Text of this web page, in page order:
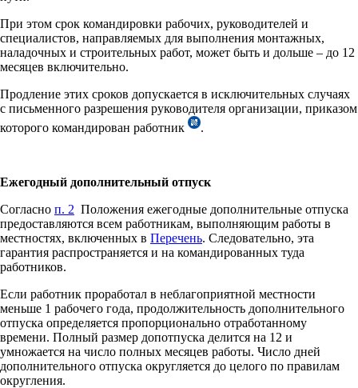
При этом срок командировки рабочих, руководителей и
специалистов, направляемых для выполнения монтажных,
наладочных и строительных работ, может быть и дольше – до 12
месяцев включительно.
Продление этих сроков допускается в исключительных случаях
с письменного разрешения руководителя организации, приказом
которого командирован работник
.
Ежегодный дополнительный отпуск
Согласно п. 2 Положения ежегодные дополнительные отпуска
предоставляются всем работникам, выполняющим работы в
местностях, включенных в Перечень. Следовательно, эта
гарантия распространяется и на командированных туда
работников.
Если работник проработал в неблагоприятной местности
меньше 1 рабочего года, продолжительность дополнительного
отпуска определяется пропорционально отработанному
времени. Полный размер допотпуска делится на 12 и
умножается на число полных месяцев работы. Число дней
дополнительного отпуска округляется до целого по правилам
округления.